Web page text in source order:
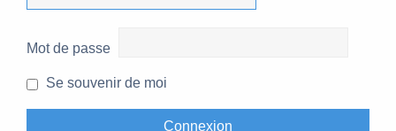
Mot de passe
Se souvenir de moi